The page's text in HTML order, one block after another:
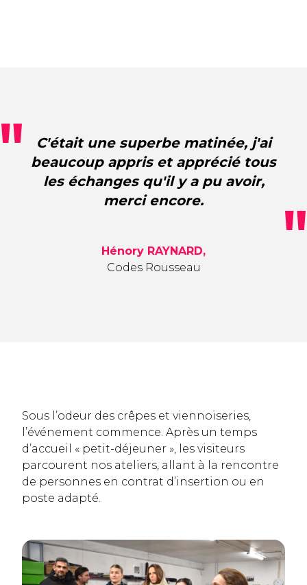
C'était une superbe matinée, j'ai
beaucoup appris et apprécié tous
les échanges qu'il y a pu avoir,
merci encore.
Hénory RAYNARD,
Codes Rousseau
Sous l’odeur des crêpes et viennoiseries,
l’événement commence. Après un temps
d’accueil « petit-déjeuner », les visiteurs
parcourent nos ateliers, allant à la rencontre
de personnes en contrat d’insertion ou en
poste adapté.